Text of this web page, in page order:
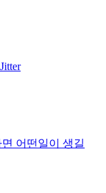
어떤일이 생길